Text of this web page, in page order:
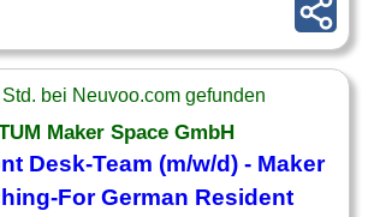
bei Neuvoo.com gefunden
Maker Space GmbH
Desk-Team (m/w/d) - Maker
For German Resident